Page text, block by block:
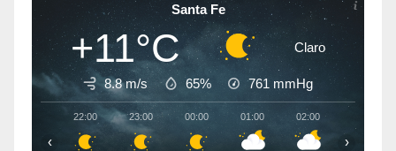
Santa Fe
+11°C Claro
8.8 m/s 65% 761 mmHg
22:00 23:00 00:00 01:00 02:00
‹ ›